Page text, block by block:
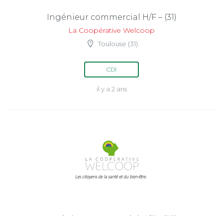
Ingénieur commercial H/F – (31)
La Coopérative Welcoop
Toulouse (31)
CDI
il y a 2 ans